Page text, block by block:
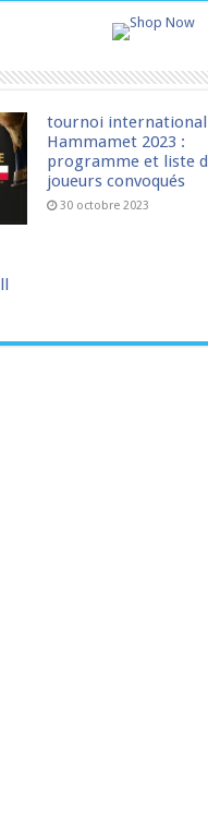
tournoi international
Hammamet 2023 :
programme et liste
joueurs convoqués
30 octobre 2023